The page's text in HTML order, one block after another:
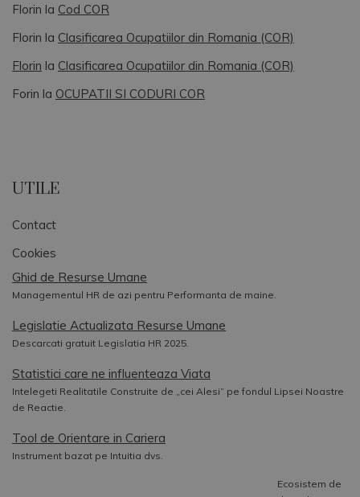
Florin la Cod COR
Florin la Clasificarea Ocupatiilor din Romania (COR)
Florin la Clasificarea Ocupatiilor din Romania (COR)
Forin la OCUPATII SI CODURI COR
UTILE
Contact
Cookies
Ghid de Resurse Umane
Managementul HR de azi pentru Performanta de maine.
Legislatie Actualizata Resurse Umane
Descarcati gratuit Legislatia HR 2025.
Statistici care ne influenteaza Viata
Intelegeti Realitatile Construite de „cei Alesi” pe fondul Lipsei Noastre
de Reactie.
Tool de Orientare in Cariera
Instrument bazat pe Intuitia dvs.
Ecosistem de